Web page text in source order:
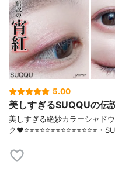
5.00
美しすぎるSUQQUの
美しすぎる絶妙カラーシャド
ク❤︎⭐️⭐️⭐️⭐️⭐️⭐️⭐️⭐️⭐️⭐️⭐️⭐️⭐️⭐️